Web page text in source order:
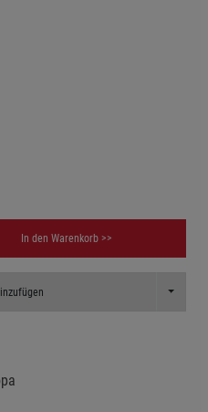
In den Warenkorb >>
Toggle